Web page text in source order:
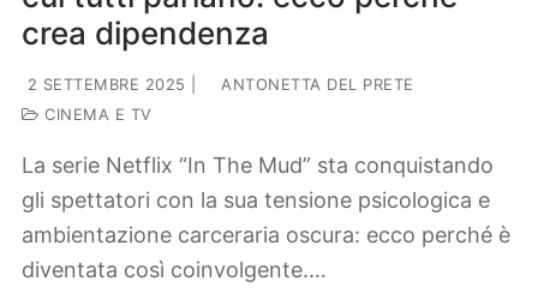
crea dipendenza
2 SETTEMBRE 2025
ANTONETTA DEL PRETE
CINEMA E TV
La serie Netflix “In The Mud” sta conquistando
gli spettatori con la sua tensione psicologica e
ambientazione carceraria oscura: ecco perché è
diventata così coinvolgente.…